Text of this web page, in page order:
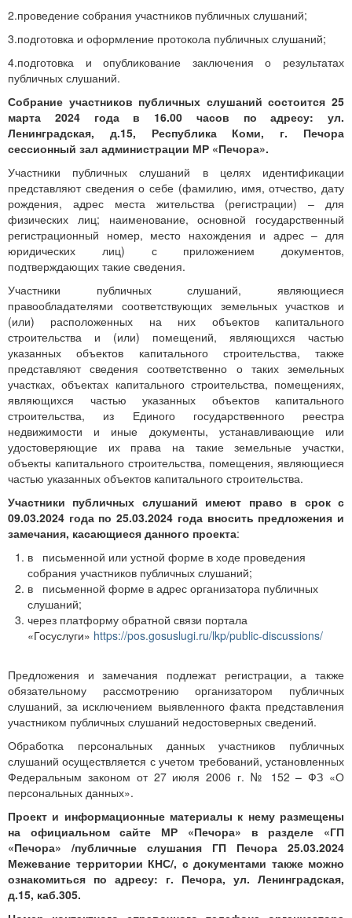
2.проведение собрания участников публичных слушаний;
3.подготовка и оформление протокола публичных слушаний;
4.подготовка и опубликование заключения о результатах
публичных слушаний.
Собрание участников публичных слушаний состоится 25
марта 2024 года в 16.00 часов по адресу: ул.
Ленинградская, д.15, Республика Коми, г. Печора
сессионный зал администрации МР «Печора».
Участники публичных слушаний в целях идентификации
представляют сведения о себе (фамилию, имя, отчество, дату
рождения, адрес места жительства (регистрации) – для
физических лиц; наименование, основной государственный
регистрационный номер, место нахождения и адрес – для
юридических лиц) с приложением документов,
подтверждающих такие сведения.
Участники публичных слушаний, являющиеся
правообладателями соответствующих земельных участков и
(или) расположенных на них объектов капитального
строительства и (или) помещений, являющихся частью
указанных объектов капитального строительства, также
представляют сведения соответственно о таких земельных
участках, объектах капитального строительства, помещениях,
являющихся частью указанных объектов капитального
строительства, из Единого государственного реестра
недвижимости и иные документы, устанавливающие или
удостоверяющие их права на такие земельные участки,
объекты капитального строительства, помещения, являющиеся
частью указанных объектов капитального строительства.
Участники публичных слушаний имеют право в срок с
09.03.2024 года по 25.03.2024 года вносить предложения и
замечания, касающиеся данного проекта:
в письменной или устной форме в ходе проведения
собрания участников публичных слушаний;
в письменной форме в адрес организатора публичных
слушаний;
через платформу обратной связи портала
«Госуслуги» https://pos.gosuslugi.ru/lkp/public-discussions/
Предложения и замечания подлежат регистрации, а также
обязательному рассмотрению организатором публичных
слушаний, за исключением выявленного факта представления
участником публичных слушаний недостоверных сведений.
Обработка персональных данных участников публичных
слушаний осуществляется с учетом требований, установленных
Федеральным законом от 27 июля 2006 г. № 152 – ФЗ «О
персональных данных».
Проект и информационные материалы к нему размещены
на официальном сайте МР «Печора» в разделе «ГП
«Печора» /публичные слушания ГП Печора 25.03.2024
Межевание территории КНС/, с документами также можно
ознакомиться по адресу: г. Печора, ул. Ленинградская,
д.15, каб.305.